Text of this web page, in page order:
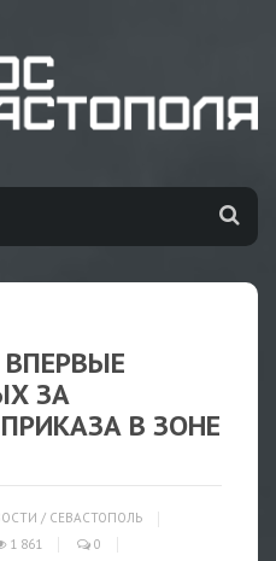
ЗА
В ЗОНЕ
/ СЕВАСТОПОЛЬ
1 861 0